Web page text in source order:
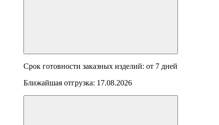
Срок готовности заказных изделий: от 7 дней
Ближайшая отгрузка: 17.08.2026